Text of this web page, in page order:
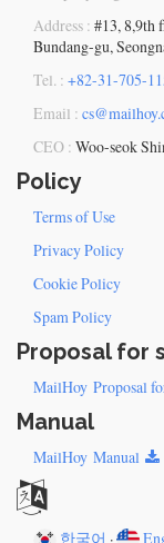
Address : #13, 8,9th
Bundang-gu,
Tel. : +82-31-705-
Email :
CEO : Woo-seok
Policy
Terms of Use
Privacy Policy
Cookie Policy
Spam Policy
Proposal for
MailHoy Proposal
Manual
MailHoy Manual
한국어 ·